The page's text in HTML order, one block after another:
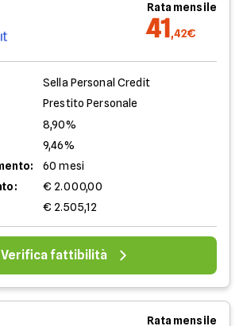
Rata mensile
41,42€
Sella Personal Credit
Prestito Personale
8,90%
9,46%
60 mesi
€ 2.000,00
€ 2.505,12
Verifica fattibilità
Rata mensile